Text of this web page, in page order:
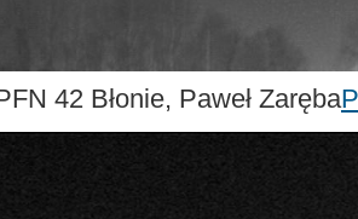
42 Błonie, Paweł Zaręba